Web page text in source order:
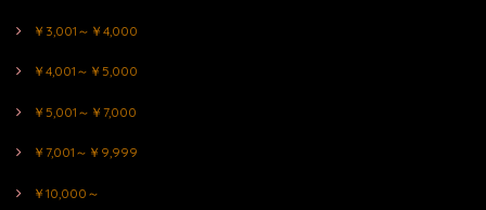
￥3,001～￥4,000
￥4,001～￥5,000
￥5,001～￥7,000
￥7,001～￥9,999
￥10,000～